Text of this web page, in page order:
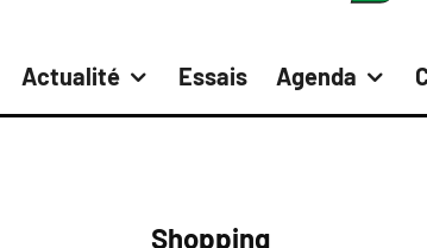
Actualité Essais Agenda
Shopping